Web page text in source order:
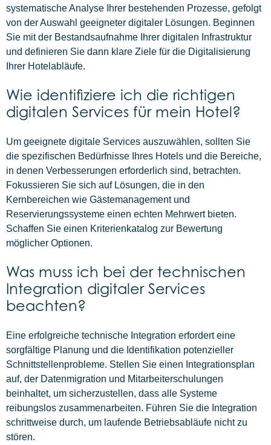
systematische Analyse Ihrer bestehenden Prozesse, gefolgt
von der Auswahl geeigneter digitaler Lösungen. Beginnen
Sie mit der Bestandsaufnahme Ihrer digitalen Infrastruktur
und definieren Sie dann klare Ziele für die Digitalisierung
Ihrer Hotelabläufe.
Wie identifiziere ich die richtigen
digitalen Services für mein Hotel?
Um geeignete digitale Services auszuwählen, sollten Sie
die spezifischen Bedürfnisse Ihres Hotels und die Bereiche,
in denen Verbesserungen erforderlich sind, betrachten.
Fokussieren Sie sich auf Lösungen, die in den
Kernbereichen wie Gästemanagement und
Reservierungssysteme einen echten Mehrwert bieten.
Schaffen Sie einen Kriterienkatalog zur Bewertung
möglicher Optionen.
Was muss ich bei der technischen
Integration digitaler Services
beachten?
Eine erfolgreiche technische Integration erfordert eine
sorgfältige Planung und die Identifikation potenzieller
Schnittstellenprobleme. Stellen Sie einen Integrationsplan
auf, der Datenmigration und Mitarbeiterschulungen
beinhaltet, um sicherzustellen, dass alle Systeme
reibungslos zusammenarbeiten. Führen Sie die Integration
schrittweise durch, um laufende Betriebsabläufe nicht zu
stören.